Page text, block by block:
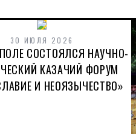
30 ИЮЛЯ 2026
СОСТОЯЛСЯ НАУЧНО-
КАЗАЧИЙ ФОРУМ
И НЕОЯЗЫЧЕСТВО»